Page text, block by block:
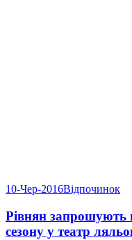
10-Чер-2016Відпочинок
Рівнян запрошують
сезону у театр